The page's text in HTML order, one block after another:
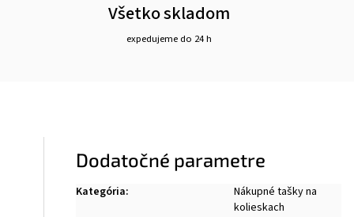
Všetko skladom
expedujeme do 24 h
Dodatočné parametre
Kategória:
Nákupné tašky na
kolieskach